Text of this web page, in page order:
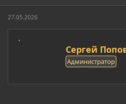
е
м
ч
27.05.2026
А
в
т
р
Сергей
Администратор